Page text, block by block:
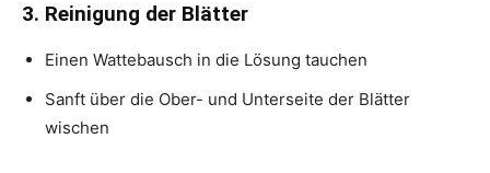
3. Reinigung der Blätter
Einen Wattebausch in die Lösung tauchen
Sanft über die Ober- und Unterseite der Blätter
wischen